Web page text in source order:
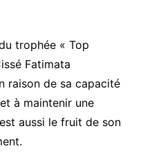
trophée « Top
Fatimata
raison de sa capacité
à maintenir une
aussi le fruit de son